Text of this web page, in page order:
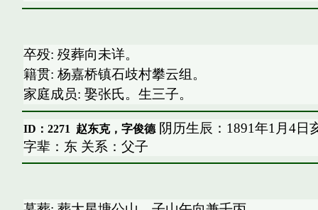
卒殁: 歿葬向未详。
籍贯: 杨嘉桥镇石歧村攀云组。
家庭成员: 娶张氏。生三子。
ID：2271 赵东克，字俊德阴历生辰：1891年1月4日
字辈：东 关系：父子